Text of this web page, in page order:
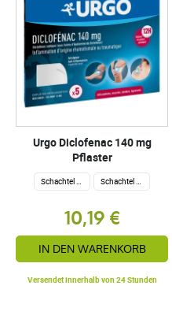
Urgo Diclofenac 140 mg
Pflaster
Schachtel mit 5 Schachtel mit 10
10,19 €
IN DEN WARENKORB
Versendet innerhalb von 24 Stunden